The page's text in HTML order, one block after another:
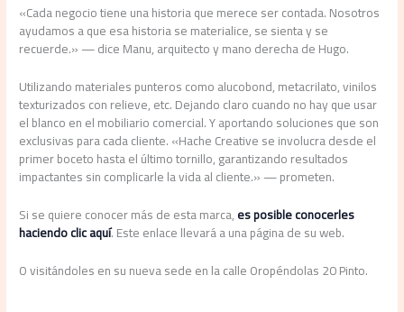
«Cada negocio tiene una historia que merece ser contada. Nosotros
ayudamos a que esa historia se materialice, se sienta y se
recuerde.» — dice Manu, arquitecto y mano derecha de Hugo.
Utilizando materiales punteros como alucobond, metacrilato, vinilos
texturizados con relieve, etc. Dejando claro cuando no hay que usar
el blanco en el mobiliario comercial. Y aportando soluciones que son
exclusivas para cada cliente. «Hache Creative se involucra desde el
primer boceto hasta el último tornillo, garantizando resultados
impactantes sin complicarle la vida al cliente.» — prometen.
Si se quiere conocer más de esta marca,es posible conocerles
haciendo clic aquí. Este enlace llevará a una página de su web.
O visitándoles en su nueva sede en la calle Oropéndolas 20 Pinto.